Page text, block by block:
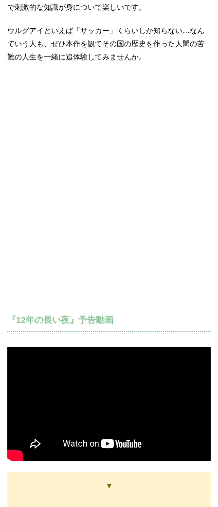
で刺激的な知識が身について楽しいです。
ウルグアイといえば「サッカー」くらいしか知らない…なん
ていう人も、ぜひ本作を観てその国の歴史を作った人間の苦
難の人生を一緒に追体験してみませんか。
『12年の長い夜』予告動画
▼